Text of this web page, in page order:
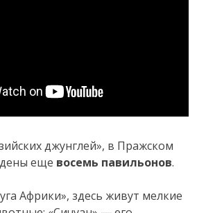
джунглей», в Пражском
еще восемь павильонов.
Африки», здесь живут мелкие